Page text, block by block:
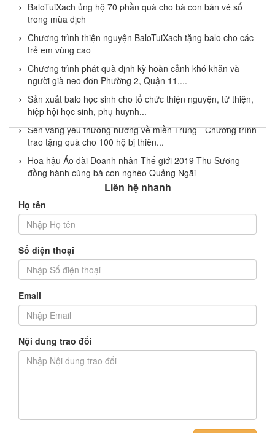
BaloTuiXach ủng hộ 70 phần quà cho bà con bán vé số
trong mùa dịch
Chương trình thiện nguyện BaloTuiXach tặng balo cho các
trẻ em vùng cao
Chương trình phát quà định kỳ hoàn cảnh khó khăn và
người già neo đơn Phường 2, Quận 11,...
Sản xuất balo học sinh cho tổ chức thiện nguyện, từ thiện,
hiệp hội học sinh, phụ huynh...
Sen vàng yêu thương hướng về miền Trung - Chương trình
trao tặng quà cho 100 hộ bị thiên...
Hoa hậu Áo dài Doanh nhân Thế giới 2019 Thu Sương
đồng hành cùng bà con nghèo Quảng Ngãi
Liên hệ nhanh
Họ tên
Số điện thoại
Email
Nội dung trao đổi